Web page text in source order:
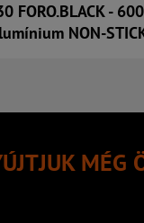
FORO.BLACK -
NON-
Kosárba
MÉG